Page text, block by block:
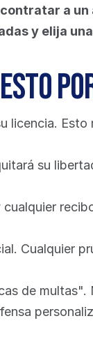
a
y elija
licencia. Esto
su
Cualquier
de multas".